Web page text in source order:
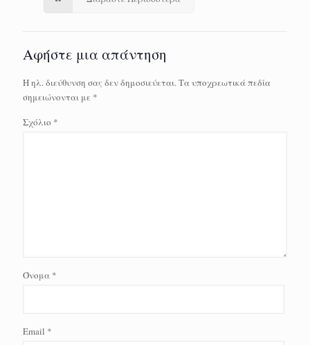
Αφήστε μια απάντηση
Η ηλ. διεύθυνση σας δεν δημοσιεύεται.Τα υποχρεωτικά πεδία
σημειώνονται με *
Σχόλιο *
Όνομα *
Email *